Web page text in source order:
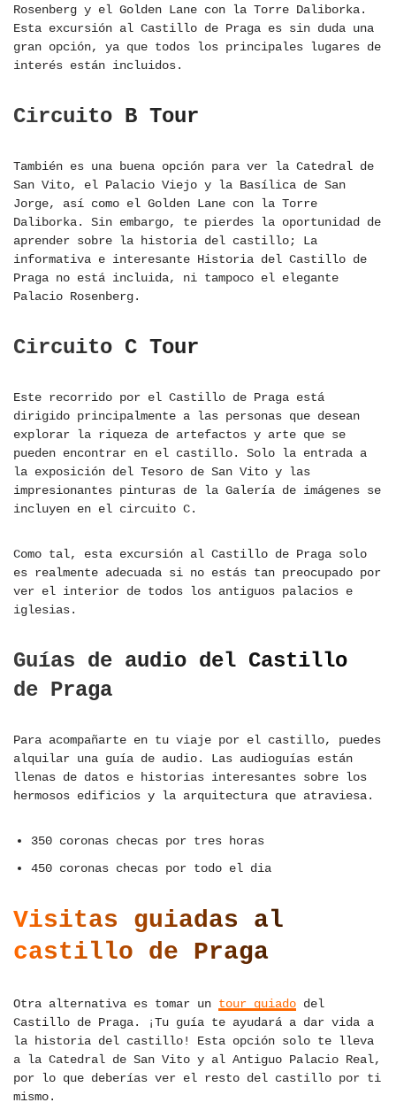
Rosenberg y el Golden Lane con la Torre Daliborka.
Esta excursión al Castillo de Praga es sin duda una
gran opción, ya que todos los principales lugares de
interés están incluidos.
Circuito B Tour
También es una buena opción para ver la Catedral de
San Vito, el Palacio Viejo y la Basílica de San
Jorge, así como el Golden Lane con la Torre
Daliborka. Sin embargo, te pierdes la oportunidad de
aprender sobre la historia del castillo; La
informativa e interesante Historia del Castillo de
Praga no está incluida, ni tampoco el elegante
Palacio Rosenberg.
Circuito C Tour
Este recorrido por el Castillo de Praga está
dirigido principalmente a las personas que desean
explorar la riqueza de artefactos y arte que se
pueden encontrar en el castillo. Solo la entrada a
la exposición del Tesoro de San Vito y las
impresionantes pinturas de la Galería de imágenes se
incluyen en el circuito C.
Como tal, esta excursión al Castillo de Praga solo
es realmente adecuada si no estás tan preocupado por
ver el interior de todos los antiguos palacios e
iglesias.
Guías de audio del Castillo
de Praga
Para acompañarte en tu viaje por el castillo, puedes
alquilar una guía de audio. Las audioguías están
llenas de datos e historias interesantes sobre los
hermosos edificios y la arquitectura que atraviesa.
350 coronas checas por tres horas
450 coronas checas por todo el dia
Visitas guiadas al
castillo de Praga
Otra alternativa es tomar un tour guiado del
Castillo de Praga. ¡Tu guía te ayudará a dar vida a
la historia del castillo! Esta opción solo te lleva
a la Catedral de San Vito y al Antiguo Palacio Real,
por lo que deberías ver el resto del castillo por ti
mismo.